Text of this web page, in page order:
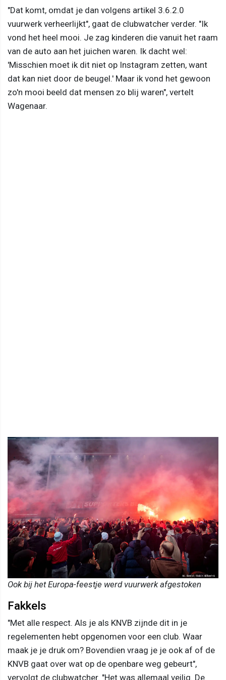
"Dat komt, omdat je dan volgens artikel 3.6.2.0
vuurwerk verheerlijkt", gaat de clubwatcher verder. "Ik
vond het heel mooi. Je zag kinderen die vanuit het raam
van de auto aan het juichen waren. Ik dacht wel:
'Misschien moet ik dit niet op Instagram zetten, want
dat kan niet door de beugel.' Maar ik vond het gewoon
zo'n mooi beeld dat mensen zo blij waren", vertelt
Wagenaar.
Ook bij het Europa-feestje werd vuurwerk afgestoken
Fakkels
"Met alle respect. Als je als KNVB zijnde dit in je
regelementen hebt opgenomen voor een club. Waar
maak je je druk om? Bovendien vraag je je ook af of de
KNVB gaat over wat op de openbare weg gebeurt",
vervolgt de clubwatcher. "Het was allemaal veilig. De